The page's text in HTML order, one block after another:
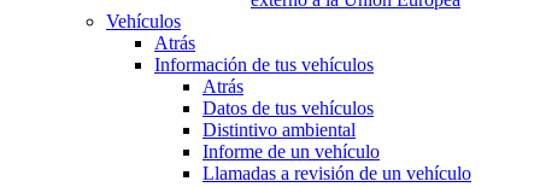
Vehículos
Atrás
Información de tus vehículos
Atrás
Datos de tus vehículos
Distintivo ambiental
Informe de un vehículo
Llamadas a revisión de un vehículo